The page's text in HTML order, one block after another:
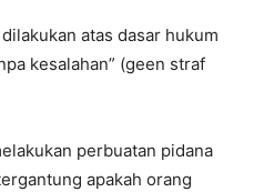
atas dasar hukum
kesalahan” (geen straf
perbuatan pidana
apakah orang